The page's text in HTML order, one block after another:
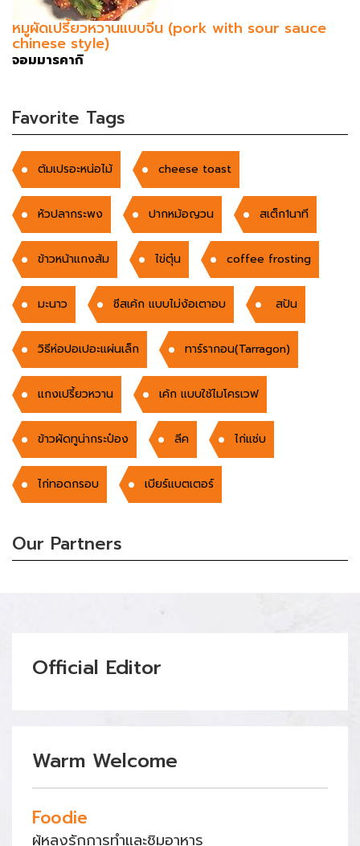
หมูผัดเปรี้ยวหวานแบบจีน (pork with sour sauce
chinese style)
จอมมารคากิ
Favorite Tags
ต้มเปรอะหน่อไม้ cheese toast
หัวปลากระพง ปากหม้อญวน สเต็ก1นาที
ข้าวหน้าแกงส้ม ไข่ตุ๋น coffee frosting
มะนาว ชีสเค้ก แบบไม่ง้อเตาอบ สปัน
วิธีห่อปอเปอะแผ่นเล็ก ทาร์รากอน(Tarragon)
แกงเปรี้ยวหวาน เค้ก แบบใช้ไมโครเวฟ
ข้าวผัดทูน่ากระป๋อง ลีค ไก่แช่บ
ไก่ทอดกรอบ เบียร์แบตเตอร์
Our Partners
Official Editor
Warm Welcome
Foodie
ผู้หลงรักการทำและชิมอาหาร